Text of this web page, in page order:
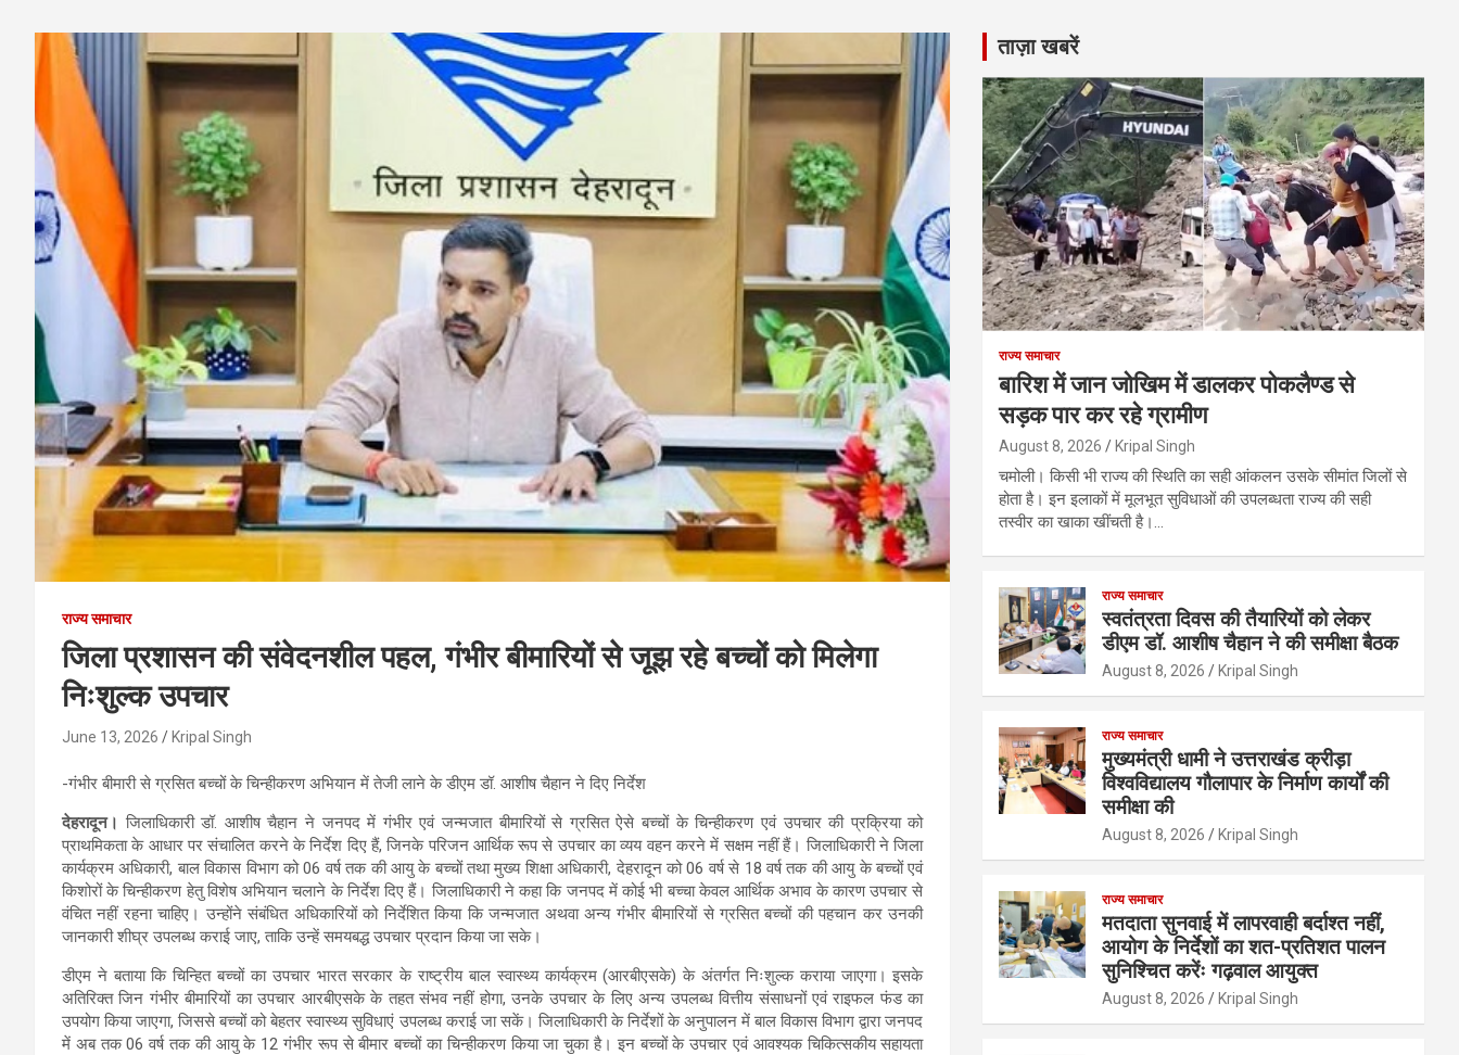
राज्य समाचार
जिला प्रशासन की संवेदनशील पहल, गंभीर बीमारियों से जूझ रहे बच्चों को मिलेगा
निःशुल्क उपचार
June 13, 2026 Kripal Singh
-गंभीर बीमारी से ग्रसित बच्चों के चिन्हीकरण अभियान में तेजी लाने के डीएम डॉ. आशीष चैहान ने दिए निर्देश
देहरादून। जिलाधिकारी डॉ. आशीष चैहान ने जनपद में गंभीर एवं जन्मजात बीमारियों से ग्रसित ऐसे बच्चों के चिन्हीकरण एवं उपचार की प्रक्रिया को
प्राथमिकता के आधार पर संचालित करने के निर्देश दिए हैं, जिनके परिजन आर्थिक रूप से उपचार का व्यय वहन करने में सक्षम नहीं हैं। जिलाधिकारी ने जिला
कार्यक्रम अधिकारी, बाल विकास विभाग को 06 वर्ष तक की आयु के बच्चों तथा मुख्य शिक्षा अधिकारी, देहरादून को 06 वर्ष से 18 वर्ष तक की आयु के बच्चों एवं
किशोरों के चिन्हीकरण हेतु विशेष अभियान चलाने के निर्देश दिए हैं। जिलाधिकारी ने कहा कि जनपद में कोई भी बच्चा केवल आर्थिक अभाव के कारण उपचार से
वंचित नहीं रहना चाहिए। उन्होंने संबंधित अधिकारियों को निर्देशित किया कि जन्मजात अथवा अन्य गंभीर बीमारियों से ग्रसित बच्चों की पहचान कर उनकी
जानकारी शीघ्र उपलब्ध कराई जाए, ताकि उन्हें समयबद्ध उपचार प्रदान किया जा सके।
डीएम ने बताया कि चिन्हित बच्चों का उपचार भारत सरकार के राष्ट्रीय बाल स्वास्थ्य कार्यक्रम (आरबीएसके) के अंतर्गत निःशुल्क कराया जाएगा। इसके
अतिरिक्त जिन गंभीर बीमारियों का उपचार आरबीएसके के तहत संभव नहीं होगा, उनके उपचार के लिए अन्य उपलब्ध वित्तीय संसाधनों एवं राइफल फंड का
उपयोग किया जाएगा, जिससे बच्चों को बेहतर स्वास्थ्य सुविधाएं उपलब्ध कराई जा सकें। जिलाधिकारी के निर्देशों के अनुपालन में बाल विकास विभाग द्वारा जनपद
में अब तक 06 वर्ष तक की आयु के 12 गंभीर रूप से बीमार बच्चों का चिन्हीकरण किया जा चुका है। इन बच्चों के उपचार एवं आवश्यक चिकित्सकीय सहायता
ताज़ा खबरें
राज्य समाचार
बारिश में जान जोखिम में डालकर पोकलैण्ड से
सड़क पार कर रहे ग्रामीण
August 8, 2026 Kripal Singh
चमोली। किसी भी राज्य की स्थिति का सही आंकलन उसके सीमांत जिलों से
होता है। इन इलाकों में मूलभूत सुविधाओं की उपलब्धता राज्य की सही
तस्वीर का खाका खींचती है।…
राज्य समाचार
स्वतंत्रता दिवस की तैयारियों को लेकर
डीएम डॉ. आशीष चैहान ने की समीक्षा बैठक
August 8, 2026 Kripal Singh
राज्य समाचार
मुख्यमंत्री धामी ने उत्तराखंड क्रीड़ा
विश्वविद्यालय गौलापार के निर्माण कार्यों की
समीक्षा की
August 8, 2026 Kripal Singh
राज्य समाचार
मतदाता सुनवाई में लापरवाही बर्दाश्त नहीं,
आयोग के निर्देशों का शत-प्रतिशत पालन
सुनिश्चित करेंः गढ़वाल आयुक्त
August 8, 2026 Kripal Singh